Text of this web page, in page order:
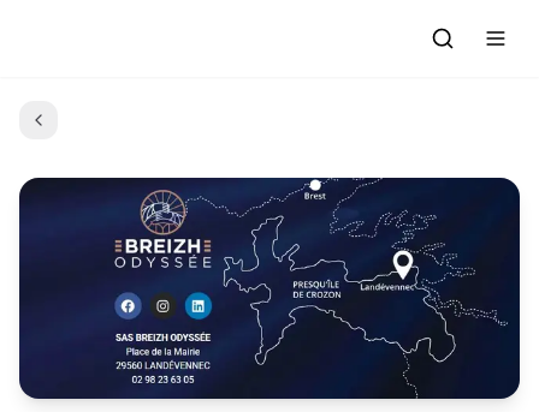
Par épisodes
Grille des programmes
L'association